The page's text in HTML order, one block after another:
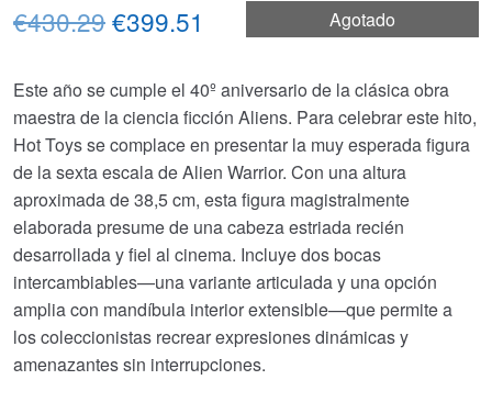
Agotado
€430.29El
original
era:
€430.29.
€399.51
actual
es:
€399.51.
Este año se cumple el 40º aniversario de la clásica obra
maestra de la ciencia ficción Aliens. Para celebrar este hito,
Hot Toys se complace en presentar la muy esperada figura
de la sexta escala de Alien Warrior. Con una altura
aproximada de 38,5 cm, esta figura magistralmente
elaborada presume de una cabeza estriada recién
desarrollada y fiel al cinema. Incluye dos bocas
intercambiables—una variante articulada y una opción
amplia con mandíbula interior extensible—que permite a
los coleccionistas recrear expresiones dinámicas y
amenazantes sin interrupciones.